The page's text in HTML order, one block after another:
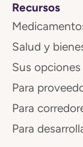
Recursos
Salud y
Sus
Para
Para
Para